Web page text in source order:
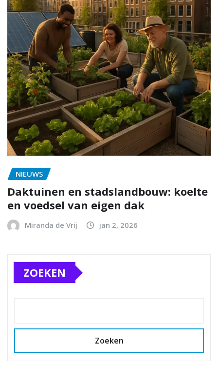
NIEUWS
Daktuinen en stadslandbouw: koelte
en voedsel van eigen dak
Miranda de Vrij jan 2, 2026
ZOEKEN
Zoeken